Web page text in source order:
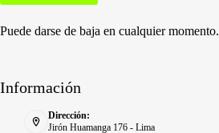
Puede darse de baja en cualquier momento.
Información
Dirección:
Jirón Huamanga 176 - Lima